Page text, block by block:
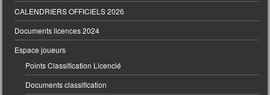
CALENDRIERS OFFICIELS 2026
Documents licences 2024
Espace joueurs
Points Classification Licencié
Documents classification